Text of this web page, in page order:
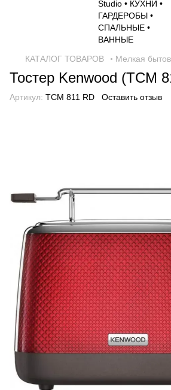
КАТАЛОГ ТОВАРОВ ◦ Мелкая
Тостер Kenwood (TCM
Артикул: TCM 811 RD Оставить отзыв